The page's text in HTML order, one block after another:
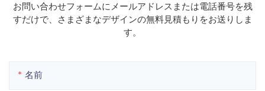
お問い合わせフォームにメールアドレスまたは電話番号を残
すだけで、さまざまなデザインの無料見積もりをお送りしま
す。
名前